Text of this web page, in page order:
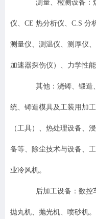
测量、检测设备：
仪、CE 热分析仪、C.S 分
测量仪、测温仪、测厚仪
加速器探伤仪）、力学性能
其他：浇铸、锻造
统、铸造模具及工装用加
（工具）、热处理设备、
备等、除尘技术与设备、
业冷风机。
后加工设备：数控
拋丸机、抛光机、喷砂机。